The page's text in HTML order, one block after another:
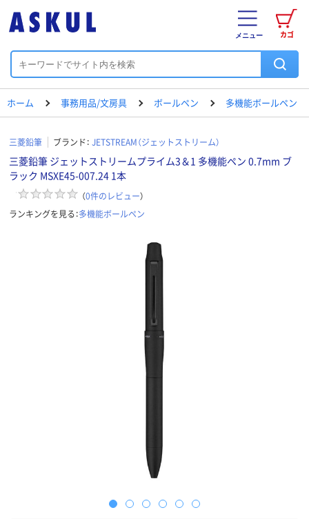
カゴ
メニュー
ホーム 事務用品/文房具 ボールペン 多機能ボールペン
三菱鉛筆 ブランド： JETSTREAM（ジェットストリーム）
三菱鉛筆 ジェットストリームプライム3＆1 多機能ペン 0.7mm ブ
ラック MSXE45-007.24 1本
（0件のレビュー）
ランキングを見る：多機能ボールペン